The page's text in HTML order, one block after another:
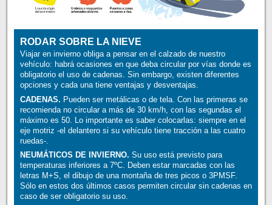
RODAR SOBRE LA NIEVE
Viajar en invierno obliga a pensar en el calzado de nuestro
vehículo: habrá ocasiones en que deba circular por vías donde es
obligatorio el uso de cadenas. Sin embargo, existen diferentes
opciones y cada una tiene ventajas y desventajas.
CADENAS. Pueden ser metálicas o de tela. Con las primeras se
recomienda no circular a más de 30 km/h, con las segundas el
máximo es 50. Lo importante es saber colocarlas: siempre en el
eje motriz -el delantero si su vehículo tiene tracción a las cuatro
ruedas-.
NEUMÁTICOS DE INVIERNO. Su uso está previsto para
temperaturas inferiores a 7ºC. Deben estar marcadas con las
letras M+S, el dibujo de una montaña de tres picos o 3PMSF.
Sólo en estos dos últimos casos permiten circular sin cadenas en
caso de ser obligatorio su uso.